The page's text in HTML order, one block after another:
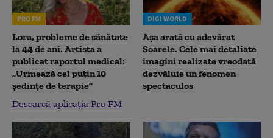
PRO FM
Lora, probleme de sănătate
la 44 de ani. Artista a
publicat raportul medical:
„Urmează cel puțin 10
ședințe de terapie”
Descarcă aplicația Pro FM
DIGI WORLD
Așa arată cu adevărat
Soarele. Cele mai detaliate
imagini realizate vreodată
dezvăluie un fenomen
spectaculos